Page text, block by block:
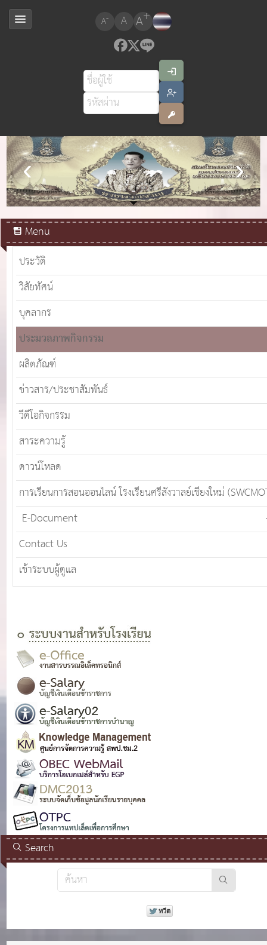
A- A A+
สมเด็จพระเจ้าอยู่หัวมหาวชิราลงกรณ บดินทรเทพยวรางกูร
Menu
ประวัติ
วิสัยทัศน์
บุคลากร
ประมวลภาพกิจกรรม
ผลิตภัณฑ์
ข่าวสาร/ประชาสัมพันธ์
วีดีโอกิจกรรม
สาระความรู้
ดาวน์โหลด
การเรียนการสอนออนไลน์ โรงเรียนศรีสังวาลย์เชียงใหม่
E-Document
Contact Us
เข้าระบบผู้ดูแล
Search